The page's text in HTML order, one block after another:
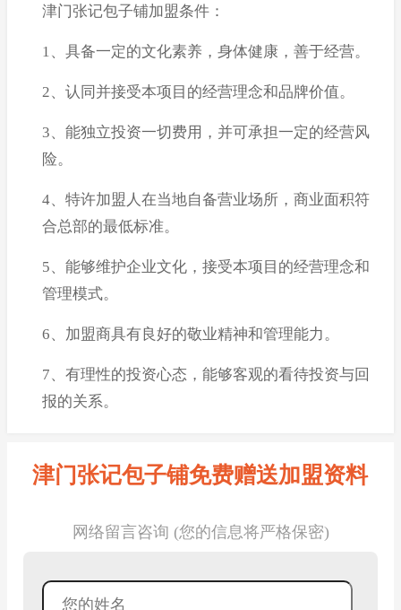
津门张记包子铺加盟条件：
1、具备一定的文化素养，身体健康，善于经营。
2、认同并接受本项目的经营理念和品牌价值。
3、能独立投资一切费用，并可承担一定的经营风
险。
4、特许加盟人在当地自备营业场所，商业面积符
合总部的最低标准。
5、能够维护企业文化，接受本项目的经营理念和
管理模式。
6、加盟商具有良好的敬业精神和管理能力。
7、有理性的投资心态，能够客观的看待投资与回
报的关系。
津门张记包子铺免费赠送加盟资料
网络留言咨询 (您的信息将严格保密)